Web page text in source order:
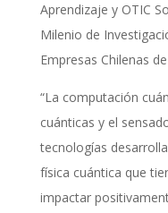
Aprendizaje y OTIC
Milenio de
Empresas Chilenas
“La computación
cuánticas y el
tecnologías
física cuántica que
impactar